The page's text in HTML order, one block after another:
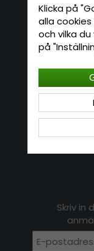
Kontakt
Jag vill göra
Skriv in
Klicka på
alla
och vilka
på